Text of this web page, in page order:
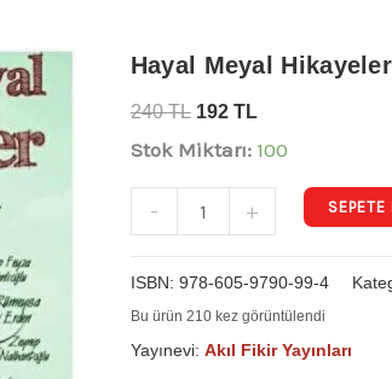
Hayal Meyal Hikayeler
240TL 192 TL
Stok Miktarı: 100
-
Hayal
adet
+ SEPETE
ISBN: 978-605-9790-99-4
Bu ürün 210 kez görüntülendi
Yayınevi: Akıl Fikir Yayınları